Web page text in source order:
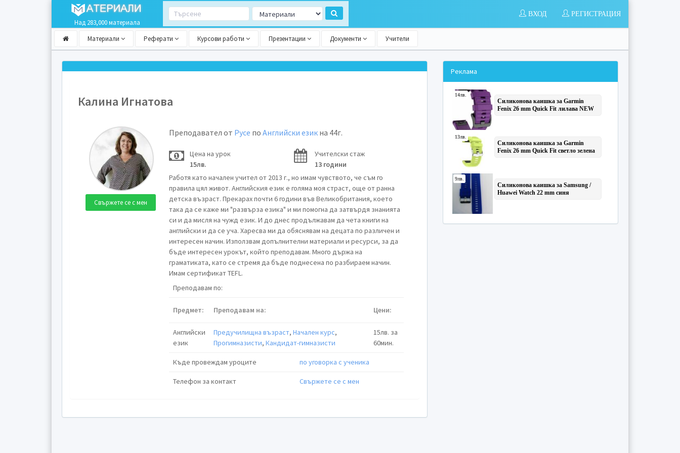
Над 283,000 материала
РЕГИСТРАЦИЯ
ВХОД
Материали Реферати Курсови работи Презентации Документи Учители
Калина Игнатова
Свържете се с мен
Преподавател от Русе по Английски езикна 44г.
Цена на урок
15лв.
Учителски стаж
13 години
Работя като начален учител от 2013 г., но имам чувството, че съм го
правила цял живот. Английския език е голяма моя страст, още от ранна
детска възраст. Прекарах почти 6 години във Великобритания, което
така да се каже ми "развърза езика" и ми помогна да затвърдя знанията
си и да мисля на чужд език. И до днес продължавам да чета книги на
английски и да се уча. Харесва ми да обяснявам на децата по различен и
интересен начин. Използвам допълнителни материали и ресурси, за да
бъде интересен урокът, който преподавам. Много държа на
граматиката, като се стремя да бъде поднесена по разбираем начин.
Имам сертификат TEFL.
Преподавам по:
Предмет: Преподавам на: Цени:
Английски
език
Предучилищна възраст, Начален курс,
Прогимназисти, Кандидат-гимназисти
15лв. за
60мин.
Къде провеждам уроците по уговорка с ученика
Телефон за контакт Свържете се с мен
Реклама